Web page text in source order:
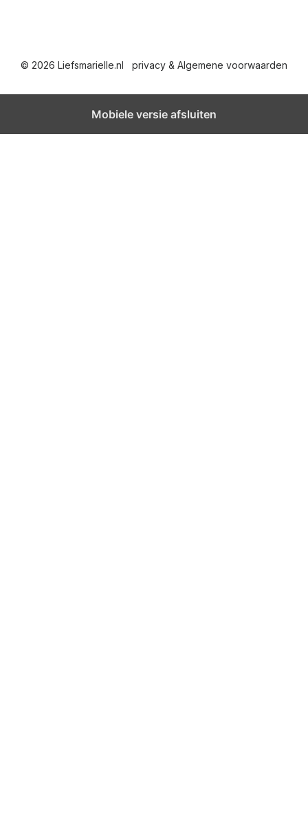
h
t
© 2026 Liefsmarielle.nl privacy & Algemene voorwaarden
Mobiele versie afsluiten